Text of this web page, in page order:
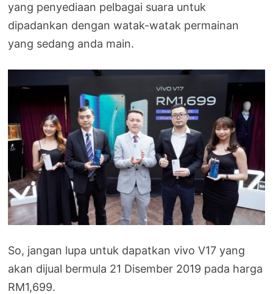
yang penyediaan pelbagai suara untuk
dipadankan dengan watak-watak permainan
yang sedang anda main.
So, jangan lupa untuk dapatkan vivo V17 yang
akan dijual bermula 21 Disember 2019 pada harga
RM1,699.